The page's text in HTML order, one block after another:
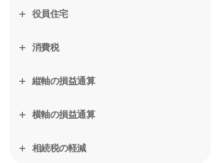
役員住宅
消費税
縦軸の損益通算
横軸の損益通算
相続税の軽減